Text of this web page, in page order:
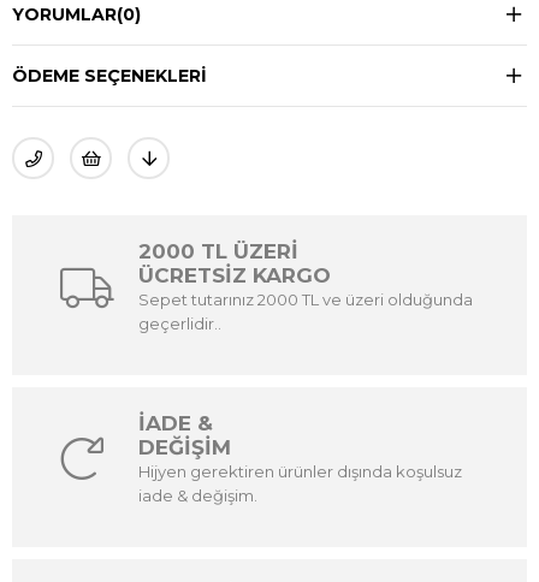
YORUMLAR(0)
ÖDEME SEÇENEKLERI
2000 TL ÜZERİ
ÜCRETSİZ KARGO
Sepet tutarınız 2000 TL ve üzeri olduğunda
geçerlidir..
İADE &
DEĞİŞİM
Hijyen gerektiren ürünler dışında koşulsuz
iade & değişim.